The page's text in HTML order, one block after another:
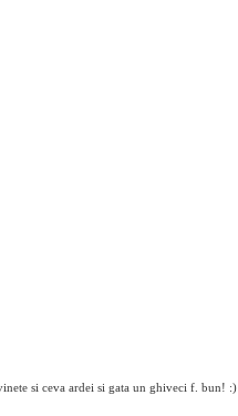
si ceva ardei si gata un ghiveci f. bun! :)